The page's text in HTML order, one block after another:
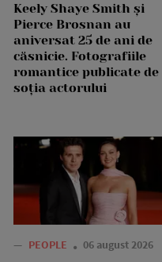
Keely Shaye Smith și
Pierce Brosnan au
aniversat 25 de ani de
căsnicie. Fotografiile
romantice publicate de
soția actorului
— PEOPLE 06 august 2026